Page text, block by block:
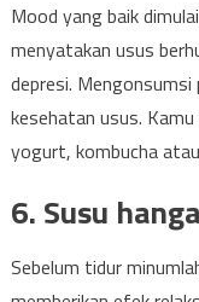
Mood yang baik
menyatakan usus
depresi.
kesehatan usus.
yogurt, kombucha
6. Susu
Sebelum tidur